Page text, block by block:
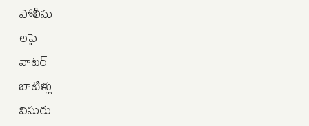
పోలీసు
లపై
వాటర్
బాటిళ్లు
విసురు